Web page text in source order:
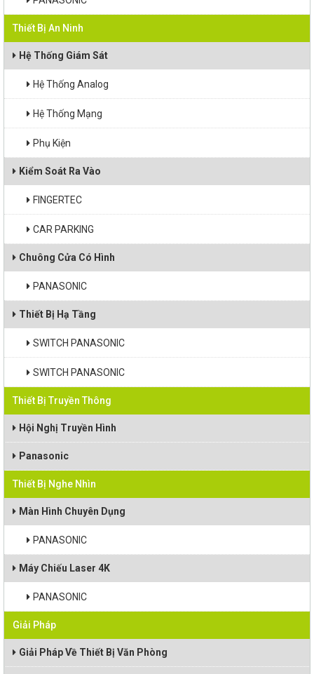
Thiết Bị An Ninh
Hệ Thống Giám Sát
Hệ Thống Analog
Hệ Thống Mạng
Phụ Kiện
Kiểm Soát Ra Vào
FINGERTEC
CAR PARKING
Chuông Cửa Có Hình
PANASONIC
Thiết Bị Hạ Tầng
SWITCH PANASONIC
SWITCH PANASONIC
Thiết Bị Truyền Thông
Hội Nghị Truyền Hình
Panasonic
Thiết Bị Nghe Nhìn
Màn Hình Chuyên Dụng
PANASONIC
Máy Chiếu Laser 4K
PANASONIC
Giải Pháp
Giải Pháp Về Thiết Bị Văn Phòng